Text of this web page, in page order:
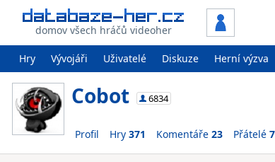
domov všech hráčů videoher
Hry Vývojáři Uživatelé Diskuze Herní výzva
Cobot 6834
Profil Hry 371 Komentáře 23 Přátelé 7